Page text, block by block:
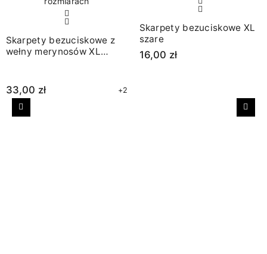
Skarpety bezuciskowe z
wełny merynosów XL
33,00 zł +2
Skarpety bezuciskowe XL
szare
16,00 zł
Poprzedni